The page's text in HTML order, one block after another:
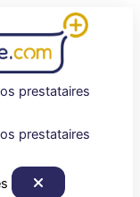
prestataires
prestataires